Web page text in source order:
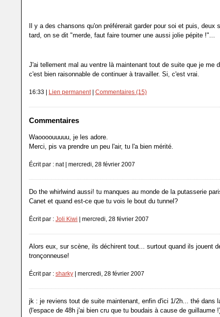
Il y a des chansons qu'on préférerait garder pour soi et puis, deux
tard, on se dit "merde, faut faire tourner une aussi jolie pépite !"...
J'ai tellement mal au ventre là maintenant tout de suite que je me
c'est bien raisonnable de continuer à travailler. Si, c'est vrai.
16:33 | Lien permanent| Commentaires (15)
Commentaires
Waoooouuuuu, je les adore.
Merci, pis va prendre un peu l'air, tu l'a bien mérité.
Écrit par : nat | mercredi, 28 février 2007
Do the whirlwind aussi! tu manques au monde de la putasserie
Canet et quand est-ce que tu vois le bout du tunnel?
Écrit par : Joli Kiwi | mercredi, 28 février 2007
Alors eux, sur scène, ils déchirent tout... surtout quand ils jouent
tronçonneuse!
Écrit par : sharky | mercredi, 28 février 2007
jk : je reviens tout de suite maintenant, enfin d'ici 1/2h... thé dans
(l'espace de 48h j'ai bien cru que tu boudais à cause de guillaume